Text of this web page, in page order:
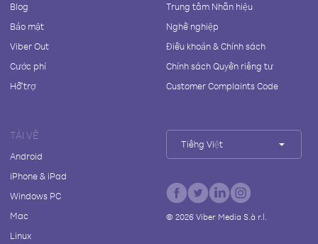
Blog
Bảo mật
Viber Out
Cước phí
Hỗ trợ
Trung tâm Nhãn hiệu
Nghề nghiệp
Điều khoản & Chính sách
Chính sách Quyền riêng tư
Customer Complaints Code
TẢI VỀ
Android
iPhone & iPad
Windows PC
Mac
Linux
Tiếng Việt
© 2026Viber Media S.à r.l.